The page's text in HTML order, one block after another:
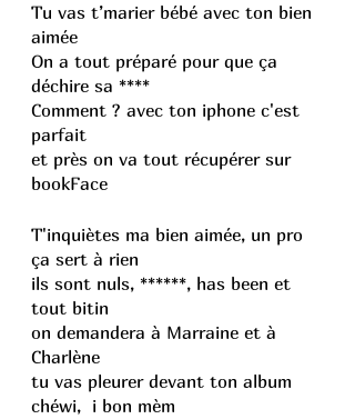
Tu vas t’marier bébé avec ton bien
aimée
On a tout préparé pour que ça
déchire sa ****
Comment ? avec ton iphone c'est
parfait
et près on va tout récupérer sur
bookFace
T'inquiètes ma bien aimée, un pro
ça sert à rien
ils sont nuls, ******, has been et
tout bitin
on demandera à Marraine et à
Charlène
tu vas pleurer devant ton album
chéwi,  i bon mèm